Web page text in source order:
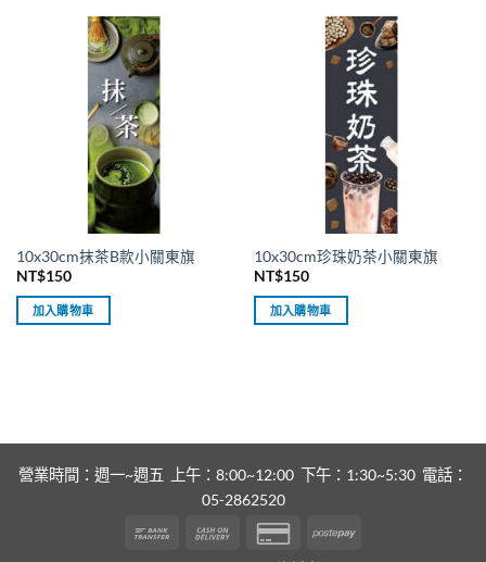
10x30cm抹茶B款小關東旗
NT$150
加入購物車
10x30cm珍珠奶茶小關東旗
NT$150
加入購物車
營業時間：週一~週五 上午：8:00~12:00 下午：1:30~5:30 電話：
05-2862520
Bank
Cash
Credit
Postepay